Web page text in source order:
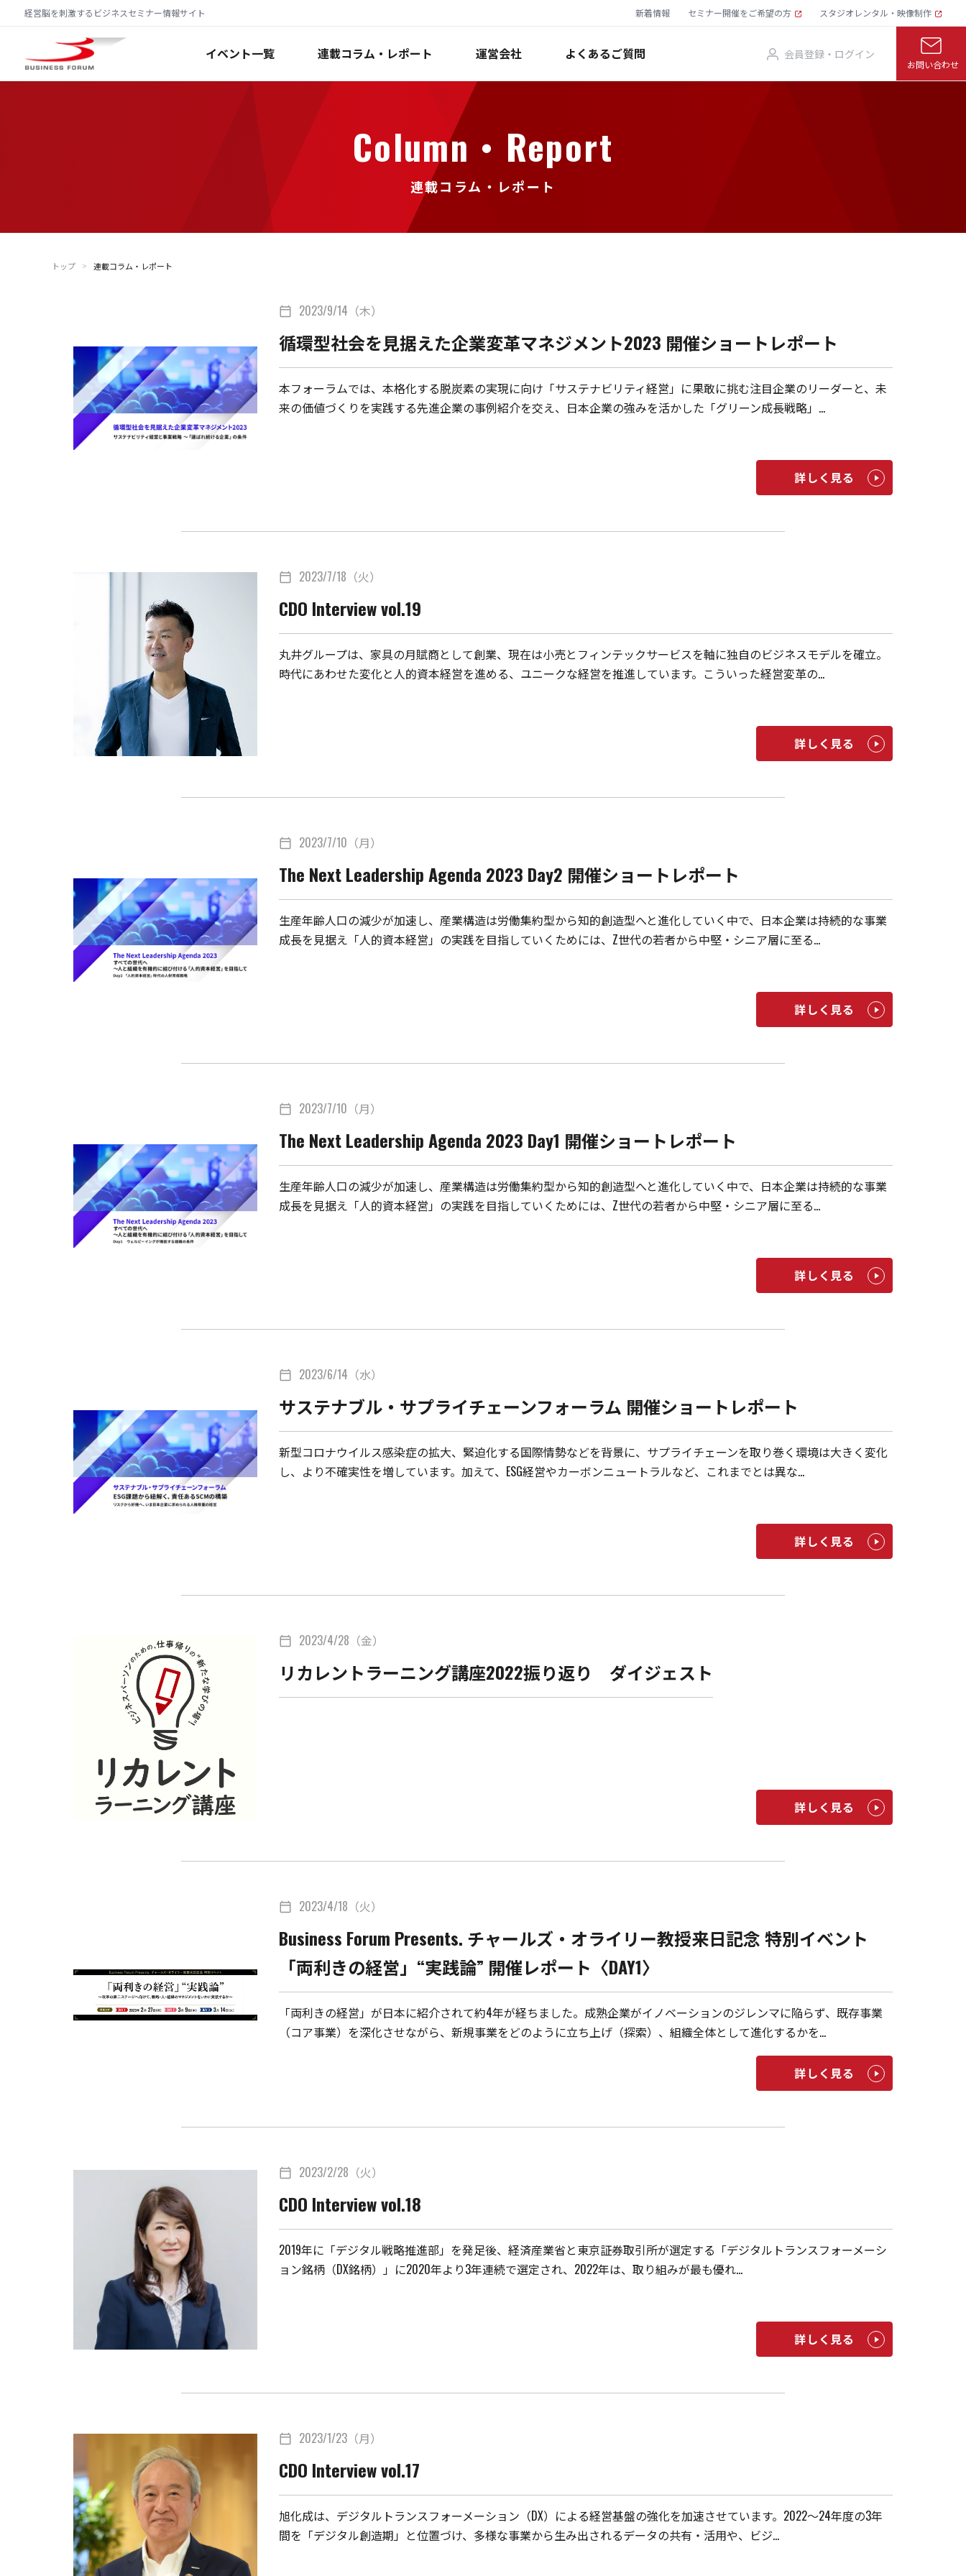
経営脳を刺激するビジネスセミナー情報サイト 新着情報 セミナー開催をご希望の方 スタジオレンタル・映像制作
イベント一覧 連載コラム・レポート 運営会社 よくあるご質問 会員登録・ログイン
お問い合わせ
Column・Report
連載コラム・レポート
トップ ＞ 連載コラム・レポート
calendar_today 2023/9/14（木）
循環型社会を見据えた企業変革マネジメント2023 開催ショートレポート
本フォーラムでは、本格化する脱炭素の実現に向け「サステナビリティ経営」に果敢に挑む注目企業のリーダーと、未
来の価値づくりを実践する先進企業の事例紹介を交え、日本企業の強みを活かした「グリーン成長戦略」…
詳しく見る
calendar_today 2023/7/18（火）
CDO Interview vol.19
丸井グループは、家具の月賦商として創業、現在は小売とフィンテックサービスを軸に独自のビジネスモデルを確立。
時代にあわせた変化と人的資本経営を進める、ユニークな経営を推進しています。こういった経営変革の…
詳しく見る
calendar_today 2023/7/10（月）
The Next Leadership Agenda 2023 Day2 開催ショートレポート
生産年齢人口の減少が加速し、産業構造は労働集約型から知的創造型へと進化していく中で、日本企業は持続的な事業
成長を見据え「人的資本経営」の実践を目指していくためには、Z世代の若者から中堅・シニア層に至る…
詳しく見る
calendar_today 2023/7/10（月）
The Next Leadership Agenda 2023 Day1 開催ショートレポート
生産年齢人口の減少が加速し、産業構造は労働集約型から知的創造型へと進化していく中で、日本企業は持続的な事業
成長を見据え「人的資本経営」の実践を目指していくためには、Z世代の若者から中堅・シニア層に至る…
詳しく見る
calendar_today 2023/6/14（水）
サステナブル・サプライチェーンフォーラム 開催ショートレポート
新型コロナウイルス感染症の拡大、緊迫化する国際情勢などを背景に、サプライチェーンを取り巻く環境は大きく変化
し、より不確実性を増しています。加えて、ESG経営やカーボンニュートラルなど、これまでとは異な…
詳しく見る
calendar_today 2023/4/28（金）
リカレントラーニング講座2022振り返り ダイジェスト
詳しく見る
calendar_today 2023/4/18（火）
Business Forum Presents. チャールズ・オライリー教授来日記念 特別イベント
「両利きの経営」“実践論” 開催レポート〈DAY1〉
「両利きの経営」が日本に紹介されて約4年が経ちました。成熟企業がイノベーションのジレンマに陥らず、既存事業
（コア事業）を深化させながら、新規事業をどのように立ち上げ（探索）、組織全体として進化するかを…
詳しく見る
calendar_today 2023/2/28（火）
CDO Interview vol.18
2019年に「デジタル戦略推進部」を発足後、経済産業省と東京証券取引所が選定する「デジタルトランスフォーメーシ
ョン銘柄（DX銘柄）」に2020年より3年連続で選定され、2022年は、取り組みが最も優れ…
詳しく見る
calendar_today 2023/1/23（月）
CDO Interview vol.17
旭化成は、デジタルトランスフォーメーション（DX）による経営基盤の強化を加速させています。2022～24年度の3年
間を「デジタル創造期」と位置づけ、多様な事業から生み出されるデータの共有・活用や、ビジ…